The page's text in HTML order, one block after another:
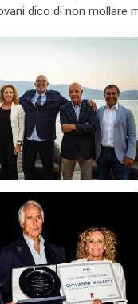
dico di non mollare